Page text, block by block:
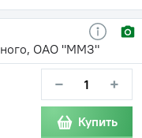
ОАО "ММЗ"
− +
Купить